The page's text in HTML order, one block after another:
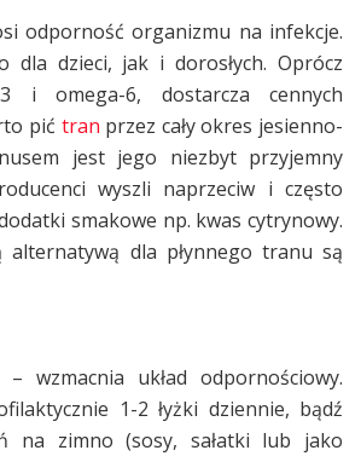
odporność organizmu na infekcje.
dla dzieci, jak i dorosłych. Oprócz
3 i omega-6, dostarcza cennych
pić tran przez cały okres jesienno-
jest jego niezbyt przyjemny
wyszli naprzeciw i często
smakowe np. kwas cytrynowy.
alternatywą dla płynnego tranu są
wzmacnia układ odpornościowy.
1-2 łyżki dziennie, bądź
na zimno (sosy, sałatki lub jako